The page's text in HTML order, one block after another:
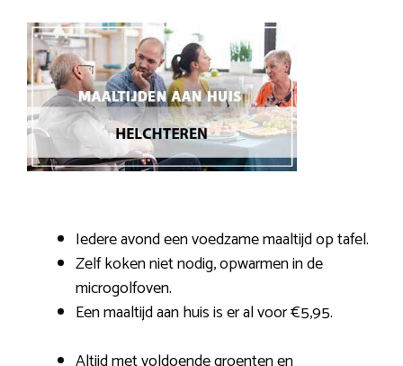
Iedere avond een voedzame maaltijd op tafel.
Zelf koken niet nodig, opwarmen in de
microgolfoven.
Een maaltijd aan huis is er al voor €5,95.